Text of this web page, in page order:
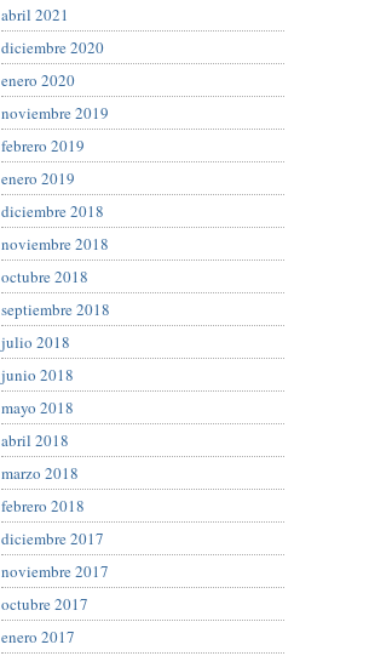
abril 2021
diciembre 2020
enero 2020
noviembre 2019
febrero 2019
enero 2019
diciembre 2018
noviembre 2018
octubre 2018
septiembre 2018
julio 2018
junio 2018
mayo 2018
abril 2018
marzo 2018
febrero 2018
diciembre 2017
noviembre 2017
octubre 2017
enero 2017